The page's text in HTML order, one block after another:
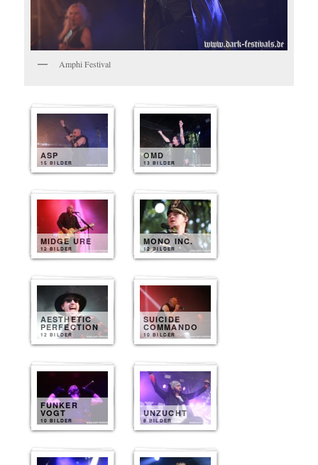
Amphi Festival
ASP
15 BILDER
OMD
13 BILDER
MIDGE URE
12 BILDER
MONO INC.
12 BILDER
AESTHETIC
PERFECTION
12 BILDER
SUICIDE
COMMANDO
10 BILDER
FUNKER
VOGT
10 BILDER
UNZUCHT
8 BILDER